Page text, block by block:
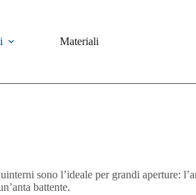
Materiali
sono l’ideale per grandi aperture:
battente.